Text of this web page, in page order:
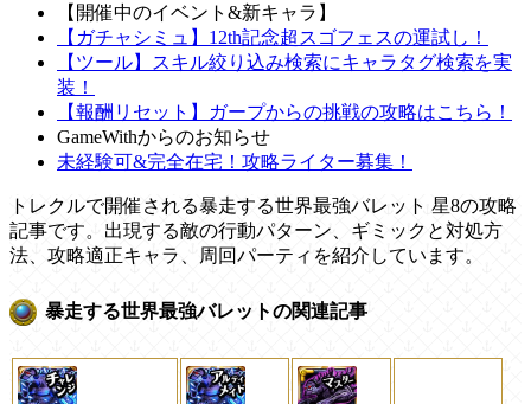
【開催中のイベント&新キャラ】
【ガチャシミュ】12th記念超スゴフェスの運試し！
【ツール】スキル絞り込み検索にキャラタグ検索を実
装！
【報酬リセット】ガープからの挑戦の攻略はこちら！
GameWithからのお知らせ
未経験可&完全在宅！攻略ライター募集！
トレクルで開催される暴走する世界最強バレット 星8の攻略
記事です。出現する敵の行動パターン、ギミックと対処方
法、攻略適正キャラ、周回パーティを紹介しています。
暴走する世界最強バレットの関連記事